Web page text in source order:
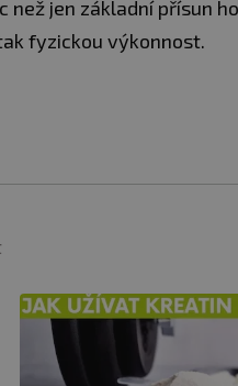
jen základní přísun
fyzickou výkonnost.